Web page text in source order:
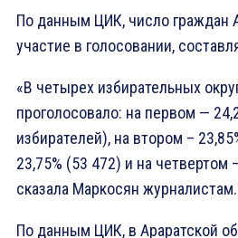
По данным ЦИК, число граждан
участие в голосовании,
«В четырех избирательных
проголосовало: на первом —
избирателей), на втором –
23,75% (53 472) и на четвертом
сказала Маркосян журналистам.
По данным ЦИК, в Араратской